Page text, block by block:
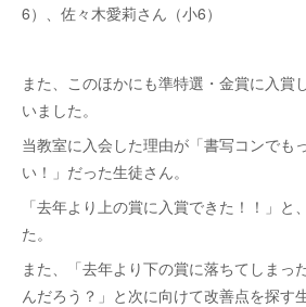
6）、佐々木愛莉さん（小6）
また、このほかにも準特選・金賞に入賞
いました。
当教室に入会した理由が「書写コンでも
い！」だった生徒さん。
「去年より上の賞に入賞できた！！」と
た。
また、「去年より下の賞に落ちてしまっ
んだろう？」と次に向けて改善点を探す